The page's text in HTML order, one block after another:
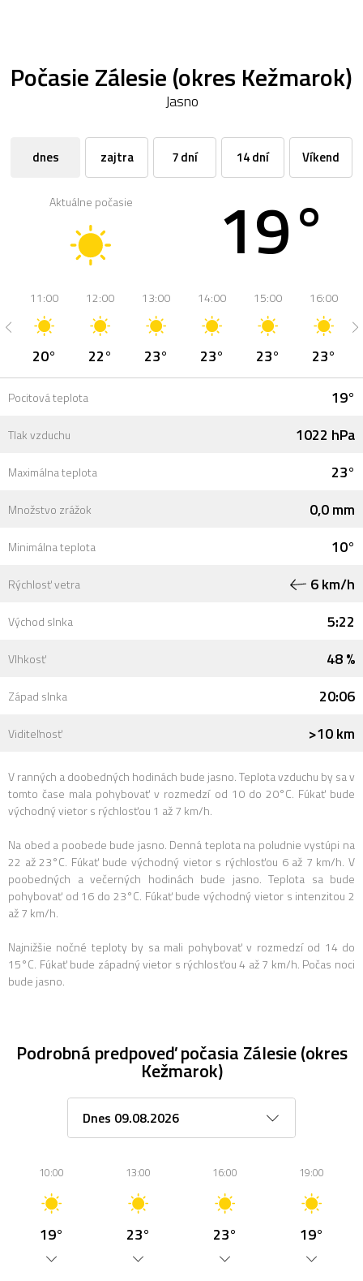
Počasie Zálesie (okres Kežmarok)
Jasno
dnes zajtra 7 dní 14 dní Víkend
Aktuálne počasie 19°
11:00
20°
12:00
22°
13:00
23°
14:00
23°
15:00
23°
16:00
23°
Pocitová teplota 19°
Tlak vzduchu 1022 hPa
Maximálna teplota 23°
Množstvo zrážok 0,0 mm
Minimálna teplota 10°
Rýchlosť vetra 6 km/h
Východ slnka 5:22
Vlhkosť 48 %
Západ slnka 20:06
Viditeľnosť >10 km
V ranných a doobedných hodinách bude jasno. Teplota vzduchu by sa v
tomto čase mala pohybovať v rozmedzí od 10 do 20°C. Fúkať bude
východný vietor s rýchlosťou 1 až 7 km/h.
Na obed a poobede bude jasno. Denná teplota na poludnie vystúpi na
22 až 23°C. Fúkať bude východný vietor s rýchlosťou 6 až 7 km/h. V
poobedných a večerných hodinách bude jasno. Teplota sa bude
pohybovať od 16 do 23°C. Fúkať bude východný vietor s intenzitou 2
až 7 km/h.
Najnižšie nočné teploty by sa mali pohybovať v rozmedzí od 14 do
15°C. Fúkať bude západný vietor s rýchlosťou 4 až 7 km/h. Počas noci
bude jasno.
Podrobná predpoveď počasia Zálesie (okres
Kežmarok)
10:00
19°
13:00
23°
16:00
23°
19:00
19°